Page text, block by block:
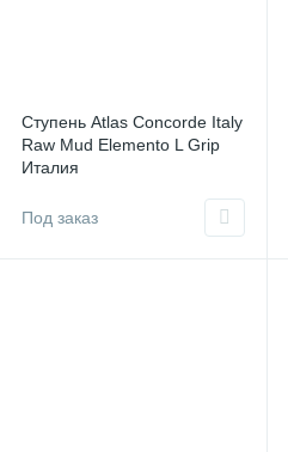
Ступень Atlas Concorde Italy
Raw Mud Elemento L Grip
Италия
Под заказ